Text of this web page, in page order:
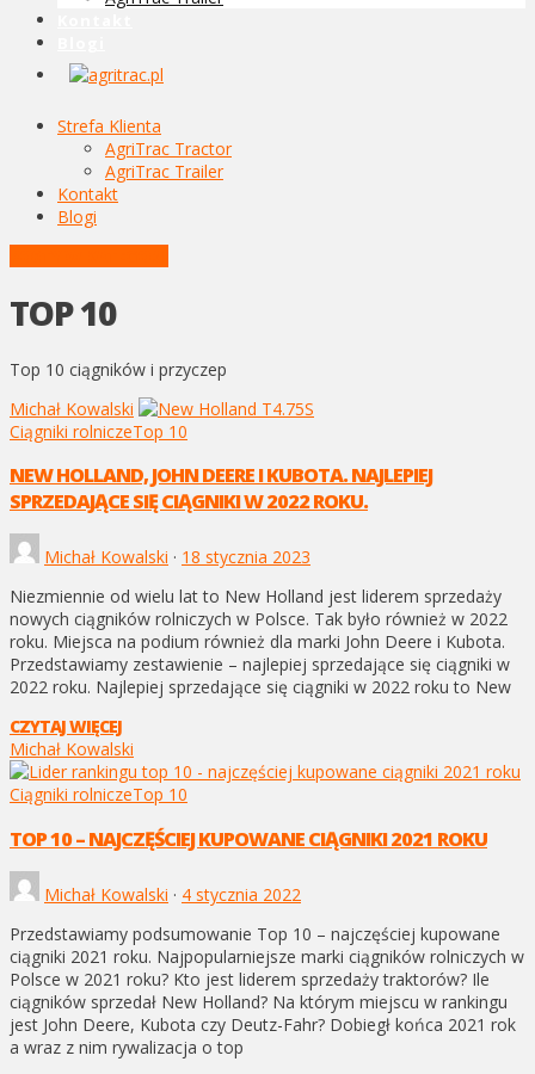
Strefa Klienta
AgriTrac Tractor
AgriTrac Trailer
Kontakt
Blogi
TOP 10
Top 10 ciągników i przyczep
Michał Kowalski
Ciągniki rolniczeTop 10
NEW HOLLAND, JOHN DEERE I KUBOTA. NAJLEPIEJ
SPRZEDAJĄCE SIĘ CIĄGNIKI W 2022 ROKU.
Michał Kowalski · 18 stycznia 2023
Niezmiennie od wielu lat to New Holland jest liderem sprzedaży
nowych ciągników rolniczych w Polsce. Tak było również w 2022
roku. Miejsca na podium również dla marki John Deere i Kubota.
Przedstawiamy zestawienie – najlepiej sprzedające się ciągniki w
2022 roku. Najlepiej sprzedające się ciągniki w 2022 roku to New
CZYTAJ WIĘCEJ
Michał Kowalski
Ciągniki rolniczeTop 10
TOP 10 – NAJCZĘŚCIEJ KUPOWANE CIĄGNIKI 2021 ROKU
Michał Kowalski · 4 stycznia 2022
Przedstawiamy podsumowanie Top 10 – najczęściej kupowane
ciągniki 2021 roku. Najpopularniejsze marki ciągników rolniczych w
Polsce w 2021 roku? Kto jest liderem sprzedaży traktorów? Ile
ciągników sprzedał New Holland? Na którym miejscu w rankingu
jest John Deere, Kubota czy Deutz-Fahr? Dobiegł końca 2021 rok
a wraz z nim rywalizacja o top